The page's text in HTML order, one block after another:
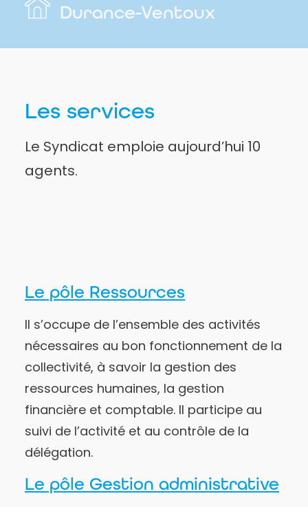
Durance-Ventoux
Les services
Le Syndicat emploie aujourd’hui 10
agents.
Le pôle Ressources
Il s’occupe de l’ensemble des activités
nécessaires au bon fonctionnement de la
collectivité, à savoir la gestion des
ressources humaines, la gestion
financière et comptable. Il participe au
suivi de l’activité et au contrôle de la
délégation.
Le pôle Gestion administrative